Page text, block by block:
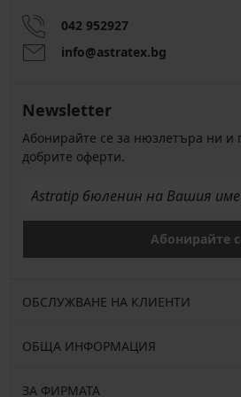
042 952927
info@astratex.bg
Newsletter
Абонирайте се за нюзлетъра ни и
добрите оферти.
Абонирайте
ОБСЛУЖВАНЕ НА КЛИЕНТИ
ОБЩА ИНФОРМАЦИЯ
ЗА ФИРМАТА